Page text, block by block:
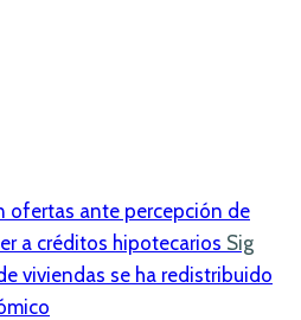
ofertas ante percepción de
a créditos hipotecarios Sig
viviendas se ha redistribuido